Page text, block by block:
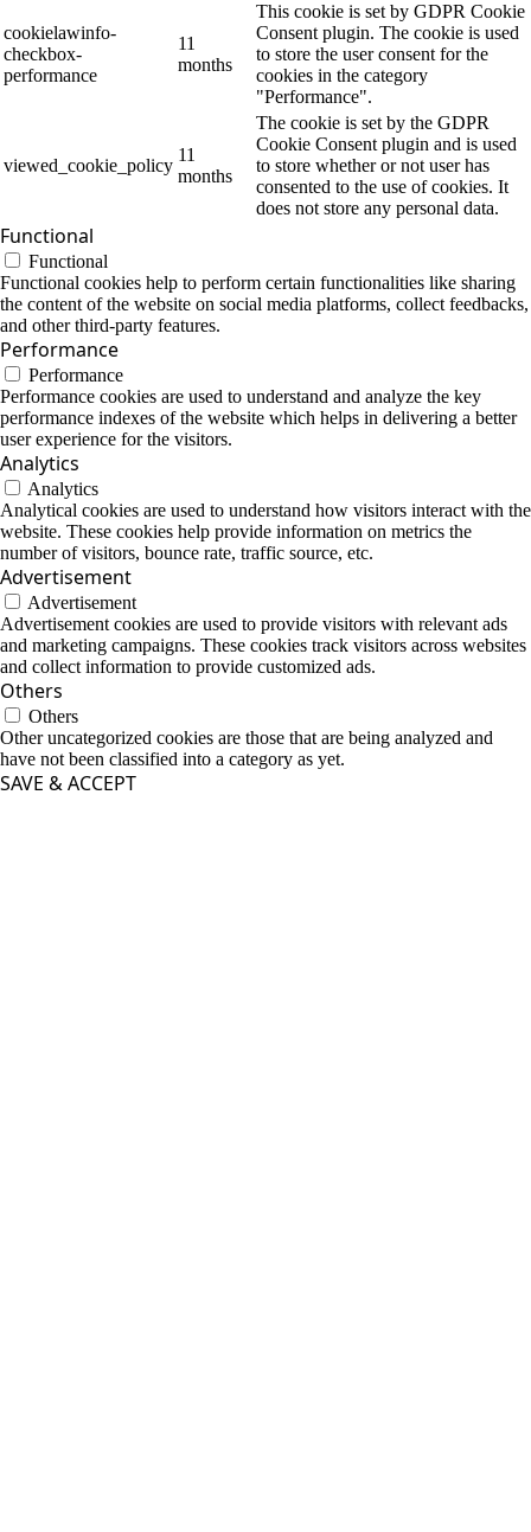
cookielawinfo-
checkbox-
performance
11
months
This cookie is set by GDPR Cookie
Consent plugin. The cookie is used
to store the user consent for the
cookies in the category
"Performance".
viewed_cookie_policy
11
months
The cookie is set by the GDPR
Cookie Consent plugin and is used
to store whether or not user has
consented to the use of cookies. It
does not store any personal data.
Functional
Functional
Functional cookies help to perform certain functionalities like sharing
the content of the website on social media platforms, collect feedbacks,
and other third-party features.
Performance
Performance
Performance cookies are used to understand and analyze the key
performance indexes of the website which helps in delivering a better
user experience for the visitors.
Analytics
Analytics
Analytical cookies are used to understand how visitors interact with the
website. These cookies help provide information on metrics the
number of visitors, bounce rate, traffic source, etc.
Advertisement
Advertisement
Advertisement cookies are used to provide visitors with relevant ads
and marketing campaigns. These cookies track visitors across websites
and collect information to provide customized ads.
Others
Others
Other uncategorized cookies are those that are being analyzed and
have not been classified into a category as yet.
SAVE & ACCEPT